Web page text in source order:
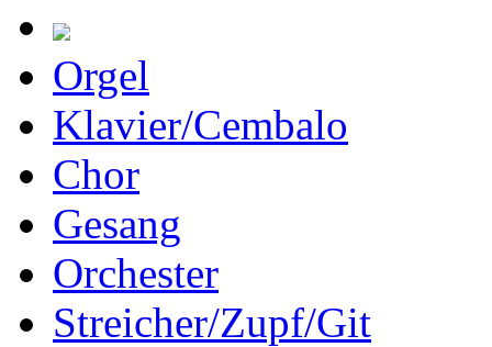
Orgel
Klavier/Cembalo
Chor
Gesang
Orchester
Streicher/Zupf/Git